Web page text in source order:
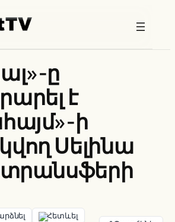
ը
է
ի
Սելինա
տրանսֆերի
Հետևել